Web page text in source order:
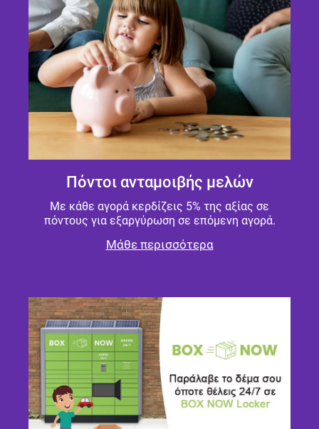
Πόντοι ανταμοιβής μελών
Με κάθε αγορά κερδίζεις 5% της αξίας σε
πόντους για εξαργύρωση σε επόμενη αγορά.
Μάθε περισσότερα